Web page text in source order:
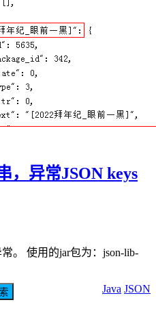
，异常JSON keys
。 使用的jar包为：json-lib-
Java JSON